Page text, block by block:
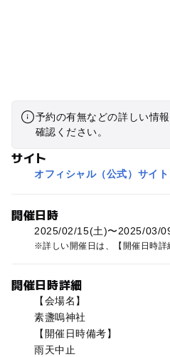
予約の有無などの詳しい情
確認ください。
サイト
オフィシャル（公式）サイト
開催日時
2025/02/15(土)〜2025/03/
詳しい開催日は、【開催日時詳
開催日時詳細
【会場名】
素盞嗚神社
【開催日時備考】
雨天中止